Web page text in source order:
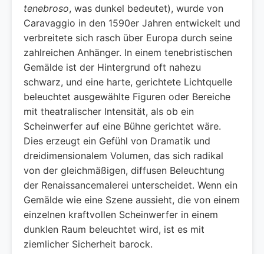
tenebroso, was dunkel bedeutet), wurde von
Caravaggio in den 1590er Jahren entwickelt und
verbreitete sich rasch über Europa durch seine
zahlreichen Anhänger. In einem tenebristischen
Gemälde ist der Hintergrund oft nahezu
schwarz, und eine harte, gerichtete Lichtquelle
beleuchtet ausgewählte Figuren oder Bereiche
mit theatralischer Intensität, als ob ein
Scheinwerfer auf eine Bühne gerichtet wäre.
Dies erzeugt ein Gefühl von Dramatik und
dreidimensionalem Volumen, das sich radikal
von der gleichmäßigen, diffusen Beleuchtung
der Renaissancemalerei unterscheidet. Wenn ein
Gemälde wie eine Szene aussieht, die von einem
einzelnen kraftvollen Scheinwerfer in einem
dunklen Raum beleuchtet wird, ist es mit
ziemlicher Sicherheit barock.